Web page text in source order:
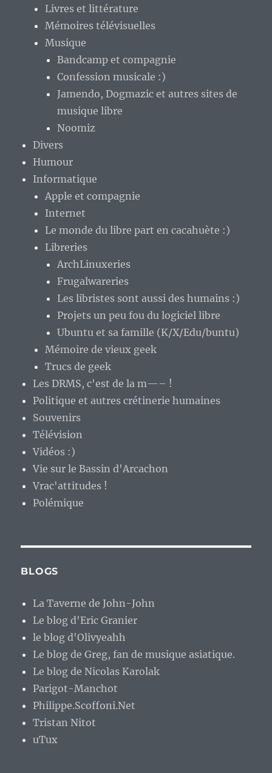
Livres et littérature
Mémoires télévisuelles
Musique
Bandcamp et compagnie
Confession musicale :)
Jamendo, Dogmazic et autres sites de
musique libre
Noomiz
Divers
Humour
Informatique
Apple et compagnie
Internet
Le monde du libre part en cacahuète :)
Libreries
ArchLinuxeries
Frugalwareries
Les libristes sont aussi des humains :)
Projets un peu fou du logiciel libre
Ubuntu et sa famille (K/X/Edu/buntu)
Mémoire de vieux geek
Trucs de geek
Les DRMS, c'est de la m—– !
Politique et autres crétinerie humaines
Souvenirs
Télévision
Vidéos :)
Vie sur le Bassin d'Arcachon
Vrac'attitudes !
Polémique
BLOGS
La Taverne de John-John
Le blog d'Eric Granier
le blog d'Olivyeahh
Le blog de Greg, fan de musique asiatique.
Le blog de Nicolas Karolak
Parigot-Manchot
Philippe.Scoffoni.Net
Tristan Nitot
uTux